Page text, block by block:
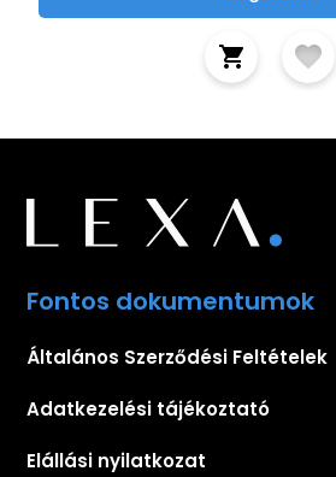
Fontos dokumentumok
Általános Szerződési Feltételek
Adatkezelési tájékoztató
Elállási nyilatkozat